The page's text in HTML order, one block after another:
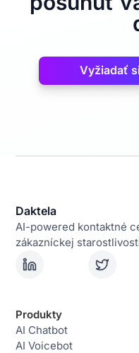
Vyžiadať
Daktela
AI-powered kontaktné
zákazníckej
Produkty
AI Chatbot
AI Voicebot